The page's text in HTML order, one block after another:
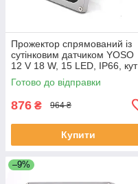
Прожектор спрямований із
сутінковим датчиком YOSO
12 V 18 W, 15 LED, IP66, кут
огляду 60°, дальність до 30
м, 177*138*65 мм, BOX
Готово до відправки
876 ₴ 964 ₴
Купити
–9%